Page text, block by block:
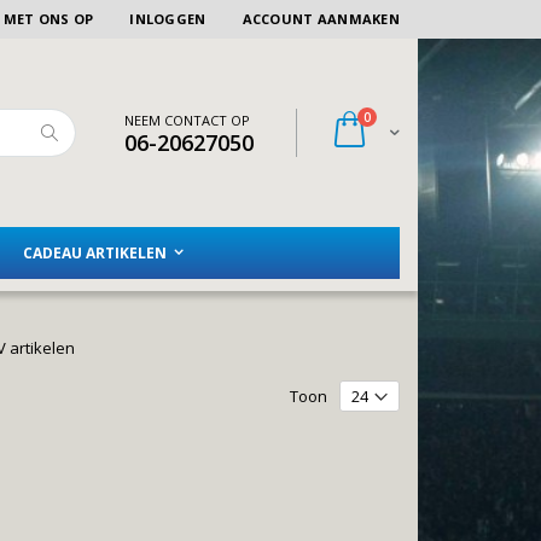
ONS OP INLOGGEN ACCOUNT AANMAKEN
Winkelwagen
0artikelen
NEEM CONTACT OP
06-20627050
CADEAU ARTIKELEN
artikelen
Toon